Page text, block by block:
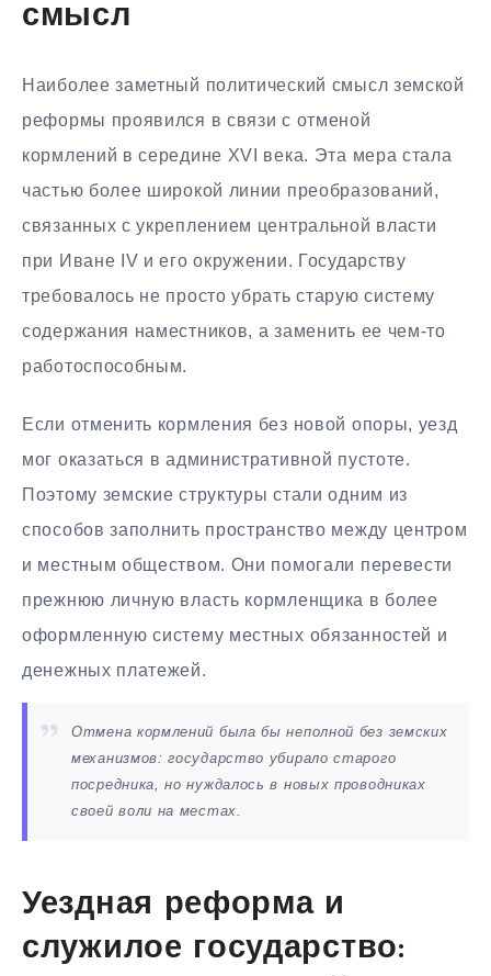
смысл
Наиболее заметный политический смысл земской
реформы проявился в связи с отменой
кормлений в середине XVI века. Эта мера стала
частью более широкой линии преобразований,
связанных с укреплением центральной власти
при Иване IV и его окружении. Государству
требовалось не просто убрать старую систему
содержания наместников, а заменить ее чем-то
работоспособным.
Если отменить кормления без новой опоры, уезд
мог оказаться в административной пустоте.
Поэтому земские структуры стали одним из
способов заполнить пространство между центром
и местным обществом. Они помогали перевести
прежнюю личную власть кормленщика в более
оформленную систему местных обязанностей и
денежных платежей.
Отмена кормлений была бы неполной без земских
механизмов: государство убирало старого
посредника, но нуждалось в новых проводниках
своей воли на местах.
Уездная реформа и
служилое государство: